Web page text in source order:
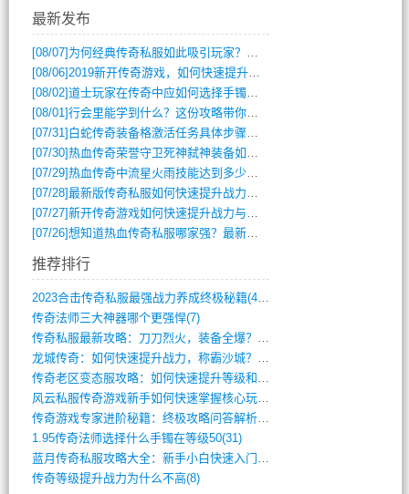
最新发布
[08/07] 为何经典传奇私服如此吸引玩家？深度攻略解析
[08/06]2019新开传奇游戏，如何快速提升角色等级？
[08/02]道士玩家在传奇中应如何选择手镯装备？
[08/01]行会里能学到什么？这份攻略带你全掌握
[07/31] 白蛇传奇装备格激活任务具体步骤是什么？如何完成？
[07/30]热血传奇荣誉守卫死神弑神装备如何获取与佩戴攻略？
[07/29]热血传奇中流星火雨技能达到多少级可以开始练装备？
[07/28]最新版传奇私服如何快速提升战力与获取稀有装备？
[07/27]新开传奇游戏如何快速提升战力与获取稀有装备？
[07/26]想知道热血传奇私服哪家强？最新排行榜攻略全解析
推荐排行
2023合击传奇私服最强战力养成终极秘籍(428)
传奇法师三大神器哪个更强悍(7)
传奇私服最新攻略：刀刀烈火，装备全爆？攻(813)
龙城传奇：如何快速提升战力，称霸沙城？(802)
传奇老区变态服攻略：如何快速提升等级和战(379)
风云私服传奇游戏新手如何快速掌握核心玩法(616)
传奇游戏专家进阶秘籍：终极攻略问答解析(848)
1.95传奇法师选择什么手镯在等级50(31)
蓝月传奇私服攻略大全：新手小白快速入门指(386)
传奇等级提升战力为什么不高(8)